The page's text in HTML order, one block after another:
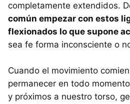
completamente extendidos.
común empezar con estos
flexionados lo que supone
sea fe forma inconsciente o
Cuando el movimiento
permanecer en todo
y próximos a nuestro torso,